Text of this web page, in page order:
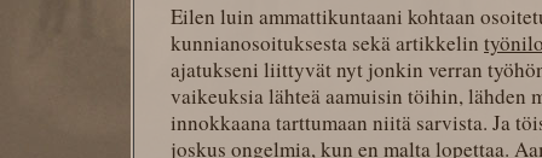
Eilen luin ammattikuntaani kohtaan
kunnianosoituksesta sekä artikkelin
ajatukseni liittyvät nyt jonkin verran
vaikeuksia lähteä aamuisin töihin, lähden
innokkaana tarttumaan niitä sarvista. Ja
joskus ongelmia, kun en malta lopettaa.